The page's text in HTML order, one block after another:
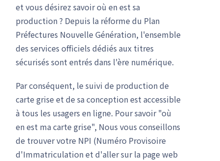
et vous désirez savoir où en est sa
production ? Depuis la réforme du Plan
Préfectures Nouvelle Génération, l'ensemble
des services officiels dédiés aux titres
sécurisés sont entrés dans l'ère numérique.
Par conséquent, le suivi de production de
carte grise et de sa conception est accessible
à tous les usagers en ligne. Pour savoir "où
en est ma carte grise", Nous vous conseillons
de trouver votre NPI (Numéro Provisoire
d'Immatriculation et d'aller sur la page web